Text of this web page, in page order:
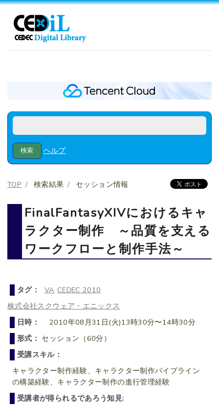
ヘルプ
TOP 検索結果 セッション情報
FinalFantasyXIVにおけるキャ
ラクター制作 ～品質を支える
ワークフローと制作手法～
タグ： VA CEDEC 2010
株式会社スクウェア・エニックス
日時：
2010年08月31日(火)13時30分〜14時30分
形式： セッション（60分）
受講スキル：
キャラクター制作経験、キャラクター制作パイプライン
の構築経験、キャラクター制作の進行管理経験
受講者が得られるであろう知見: